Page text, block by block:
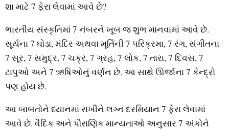
શા માટે 7 ફેરા લેવામાં આવે છે?
ભારતીય સંસ્કૃતિમાં 7 નંબરને ખૂબ જ શુભ માનવામાં આવે છે.
સૂર્યના 7 ઘોડા, મંદિર અથવા મૂર્તિની 7 પરિક્રમા, 7 રંગ, સંગીતના
7 સૂર, 7 સમુદ્ર, 7 ચક્ર, 7 ગ્રહ, 7 લોક, 7 તારા, 7 દિવસ, 7
ટાપુઓ અને 7 ઋષિઓનું વર્ણન છે. આ સાથે ઊર્જાના 7 કેન્દ્રો
પણ હોય છે.
આ બાબતોને ધ્યાનમાં રાખીને લગ્ન દરમિયાન 7 ફેરા લેવામાં
આવે છે. વૈદિક અને પૌરાણિક માન્યતાઓ અનુસાર 7 અંકોને